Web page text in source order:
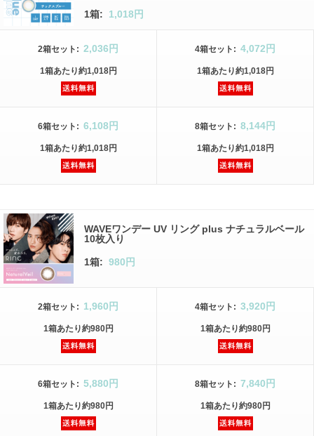
1箱: 1,018円
2箱セット : 2,036円
1箱あたり約1,018円
4箱セット : 4,072円
1箱あたり約1,018円
6箱セット : 6,108円
1箱あたり約1,018円
8箱セット : 8,144円
1箱あたり約1,018円
WAVEワンデー UV リング plus ナチュラルベール
10枚入り
1箱: 980円
2箱セット : 1,960円
1箱あたり約980円
4箱セット : 3,920円
1箱あたり約980円
6箱セット : 5,880円
1箱あたり約980円
8箱セット : 7,840円
1箱あたり約980円